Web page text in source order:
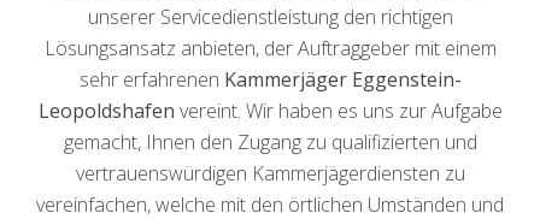
unserer Servicedienstleistung den richtigen
Lösungsansatz anbieten, der Auftraggeber mit einem
sehr erfahrenen Kammerjäger Eggenstein-
Leopoldshafen vereint. Wir haben es uns zur Aufgabe
gemacht, Ihnen den Zugang zu qualifizierten und
vertrauenswürdigen Kammerjägerdiensten zu
vereinfachen, welche mit den örtlichen Umständen und